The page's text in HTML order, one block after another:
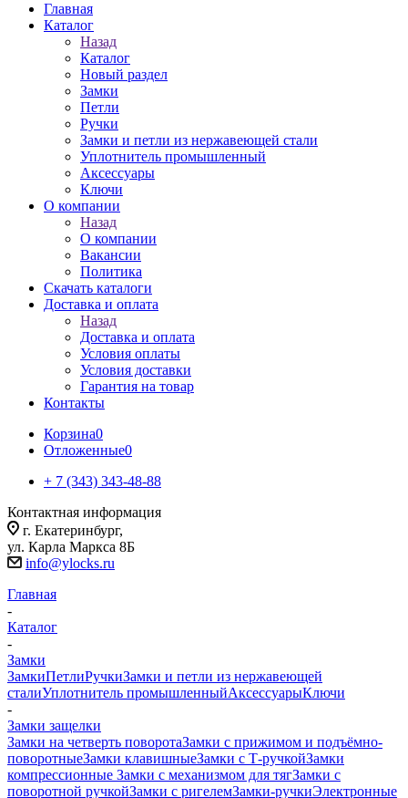
Главная
Каталог
Назад
Каталог
Новый раздел
Замки
Петли
Ручки
Замки и петли из нержавеющей стали
Уплотнитель промышленный
Аксессуары
Ключи
О компании
Назад
О компании
Вакансии
Политика
Скачать каталоги
Доставка и оплата
Назад
Доставка и оплата
Условия оплаты
Условия доставки
Гарантия на товар
Контакты
Корзина0
Отложенные0
+ 7 (343) 343-48-88
Контактная информация
г. Екатеринбург,
ул. Карла Маркса 8Б
info@ylocks.ru
Главная
-
Каталог
-
Замки
ЗамкиПетлиРучкиЗамки и петли из нержавеющей
сталиУплотнитель промышленныйАксессуарыКлючи
-
Замки защелки
Замки на четверть поворотаЗамки с прижимом и подъёмно-
поворотныеЗамки клавишныеЗамки с Т-ручкойЗамки
компрессионные Замки с механизмом для тягЗамки с
поворотной ручкойЗамки с ригелемЗамки-ручкиЭлектронные